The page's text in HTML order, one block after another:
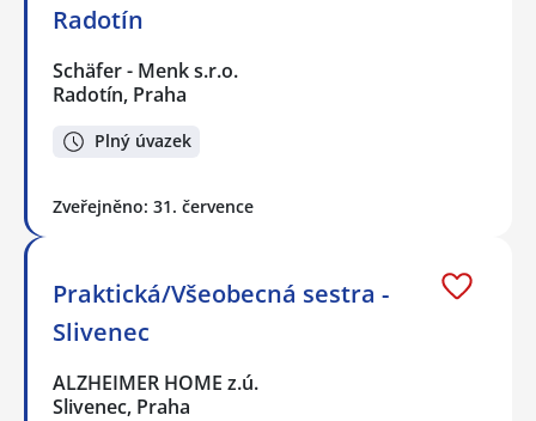
Radotín
Schäfer - Menk s.r.o.
Radotín, Praha
Plný úvazek
Zveřejněno: 31. července
Praktická/Všeobecná sestra -
Slivenec
ALZHEIMER HOME z.ú.
Slivenec, Praha